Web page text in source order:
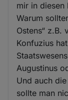
mir in diesen
Warum
Ostens“ z.B.
Konfuzius
Augustinus
Und auch
sollte man